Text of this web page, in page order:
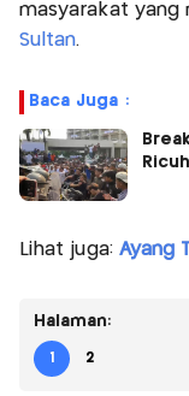
masyarakat yang
Sultan.
Baca Juga :
Lihat juga: Ayang
Halaman:
1 2